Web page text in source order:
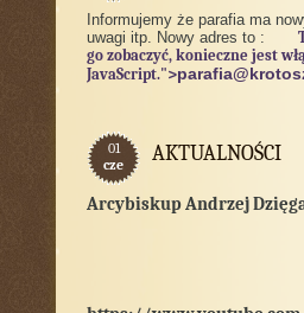
Informujemy że parafia ma
uwagi itp. Nowy adres to :
go zobaczyć, konieczne jest
JavaScript.">
01
cze
AKTUALNOŚCI
Arcybiskup Andrzej